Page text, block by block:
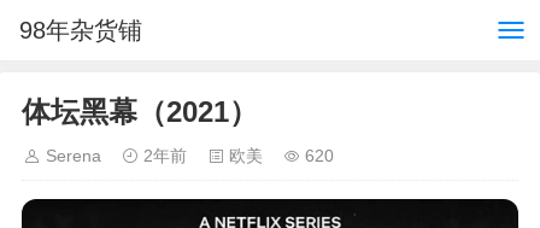
98年杂货铺
体坛黑幕（2021）
Serena 2年前 欧美 620